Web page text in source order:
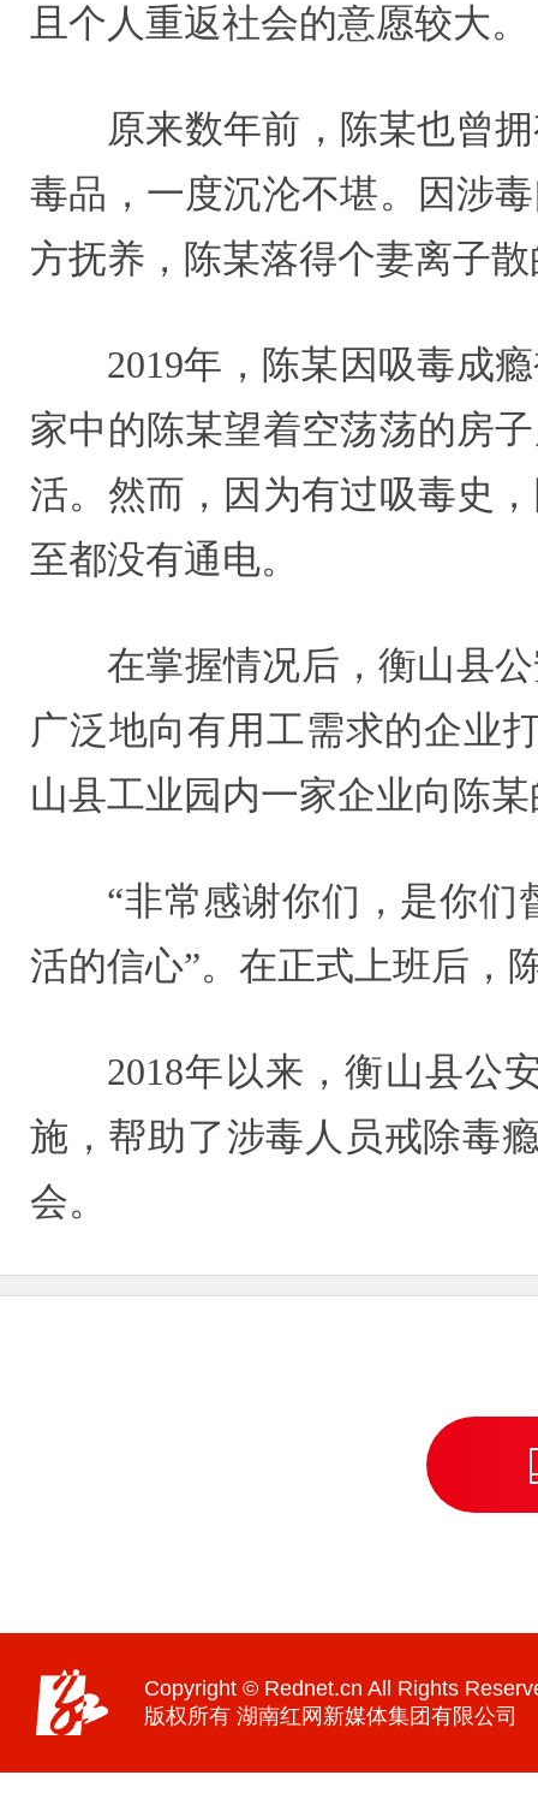
且个人重返社会的意愿较大。
原来数年前，陈某也曾
毒品，一度沉沦不堪。因涉
方抚养，陈某落得个妻离子
2019年，陈某因吸毒成
家中的陈某望着空荡荡的房
活。然而，因为有过吸毒史
至都没有通电。
在掌握情况后，衡山县
广泛地向有用工需求的企业
山县工业园内一家企业向陈
“非常感谢你们，是你
活的信心”。在正式上班后，
2018年以来，衡山县公
施，帮助了涉毒人员戒除毒
会。
Copyright © Rednet.cn All Rights
版权所有 湖南红网新媒体集团有限公司